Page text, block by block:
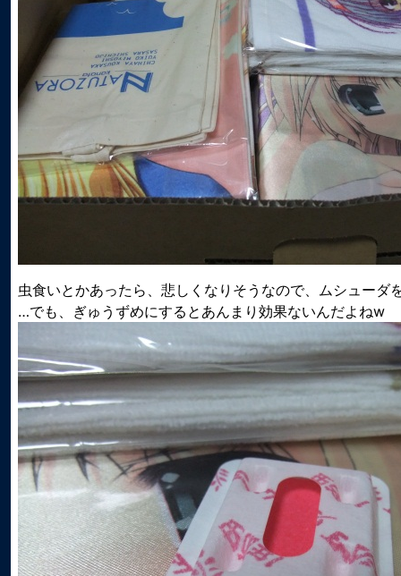
虫食いとかあったら、悲しくなりそうなので、ムシューダ
…でも、ぎゅうずめにするとあんまり効果ないんだよねw